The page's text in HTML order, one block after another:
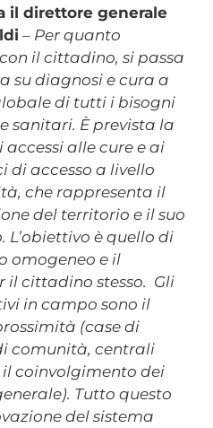
il direttore generale
– Per quanto
il cittadino, si passa
su diagnosi e cura a
di tutti i bisogni
sanitari. È prevista la
alle cure e ai
di accesso a livello
che rappresenta il
del territorio e il suo
è quello di
omogeneo e il
il cittadino stesso. Gli
in campo sono il
(case di
comunità, centrali
coinvolgimento dei
Tutto questo
del sistema